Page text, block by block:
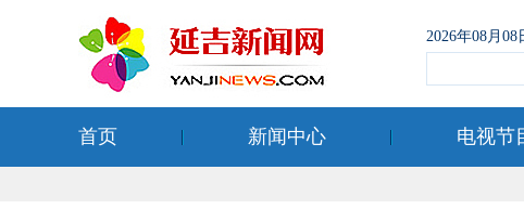
2026年08月
首页 新闻中心 电视节